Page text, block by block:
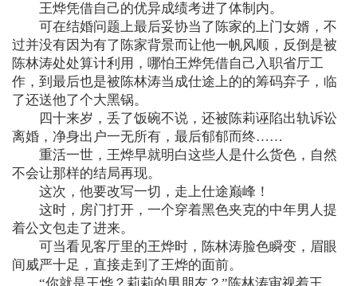
王烨凭借自己的优异成绩考进了体制内。
可在结婚问题上最后妥协当了陈家的上门女婿，不
过并没有因为有了陈家背景而让他一帆风顺，反倒是被
陈林涛处处算计利用，哪怕王烨凭借自己入职省厅工
作，到最后也是被陈林涛当成仕途上的的筹码弃子，临
了还送他了个大黑锅。
四十来岁，丢了饭碗不说，还被陈莉诬陷出轨诉讼
离婚，净身出户一无所有，最后郁郁而终……
重活一世，王烨早就明白这些人是什么货色，自然
不会让那样的结局再现。
这次，他要改写一切，走上仕途巅峰！
这时，房门打开，一个穿着黑色夹克的中年男人提
着公文包走了进来。
可当看见客厅里的王烨时，陈林涛脸色瞬变，眉眼
间威严十足，直接走到了王烨的面前。